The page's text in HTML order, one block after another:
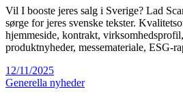
Vil I booste jeres salg i Sverige? Lad
sørge for jeres svenske tekster.
hjemmeside, kontrakt,
produktnyheder, messemateriale, ESG-
12/11/2025
Generella nyheder